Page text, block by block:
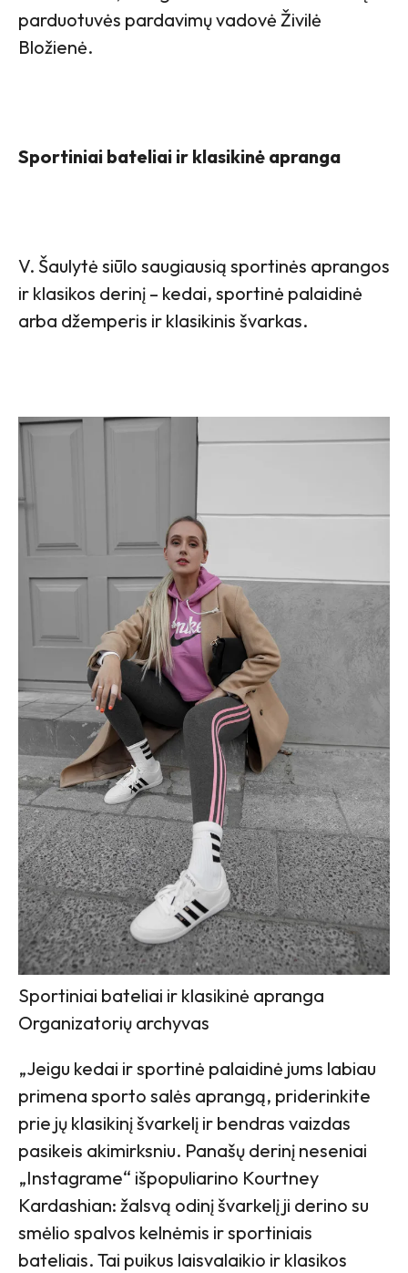
parduotuvės pardavimų vadovė Živilė
Bložienė.
Sportiniai bateliai ir klasikinė apranga
V. Šaulytė siūlo saugiausią sportinės aprangos
ir klasikos derinį – kedai, sportinė palaidinė
arba džemperis ir klasikinis švarkas.
Sportiniai bateliai ir klasikinė apranga
Organizatorių archyvas
„Jeigu kedai ir sportinė palaidinė jums labiau
primena sporto salės aprangą, priderinkite
prie jų klasikinį švarkelį ir bendras vaizdas
pasikeis akimirksniu. Panašų derinį neseniai
„Instagrame“ išpopuliarino Kourtney
Kardashian: žalsvą odinį švarkelį ji derino su
smėlio spalvos kelnėmis ir sportiniais
bateliais. Tai puikus laisvalaikio ir klasikos